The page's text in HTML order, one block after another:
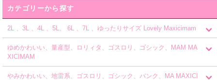
カテゴリーから探す
2L 、3L 、4L 、5L、 6L 、7L 、ゆったりサイズ Lovely Maxicimam
ゆめかわいい、量産型、ロリィタ、ゴスロリ、ゴシック、MAM MA
XICIMAM
やみかわいい、地雷系、ゴスロリ、ゴシック、パンク、MA MAXICI